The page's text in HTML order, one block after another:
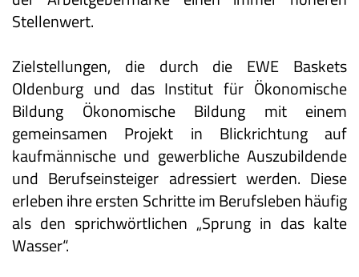
Stellenwert.
Zielstellungen, die durch die EWE Baskets
Oldenburg und das Institut für Ökonomische
Bildung Ökonomische Bildung mit einem
gemeinsamen Projekt in Blickrichtung auf
kaufmännische und gewerbliche Auszubildende
und Berufseinsteiger adressiert werden. Diese
erleben ihre ersten Schritte im Berufsleben häufig
als den sprichwörtlichen „Sprung in das kalte
Wasser“.